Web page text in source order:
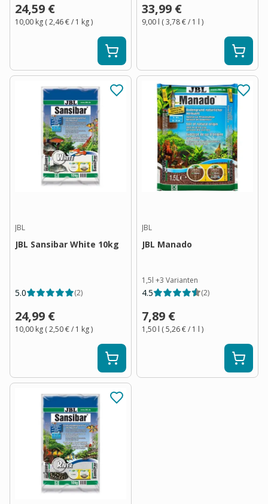
24,59 €
10,00 kg (2,46 €/ 1 kg)
33,99 €
9,00 l (3,78 €/ 1 l )
JBL
JBL Sansibar White 10kg
5.0 (2)
24,99 €
10,00 kg (2,50 €/ 1 kg)
JBL
JBL Manado
1,5l +3 Varianten
4.5 (2)
7,89 €
1,50 l (5,26 €/ 1 l )